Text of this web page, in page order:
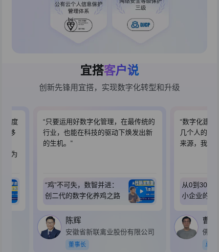
宜搭客户说
创新先锋用宜搭，实现数字化转型和升级
跃度
的移
成为
“只要运用好数字化管理，在最传统的
行业，也能在科技的驱动下焕发出新
的生机。”
“鸡”不可失，数智并进：
创二代的数字化养鸡之路
陈辉
安徽省新联禽业股份有限公司
董事长
“数字化建
几个人的小
来源，我认
从0到3000
小企业的数
曹
佛山
总经